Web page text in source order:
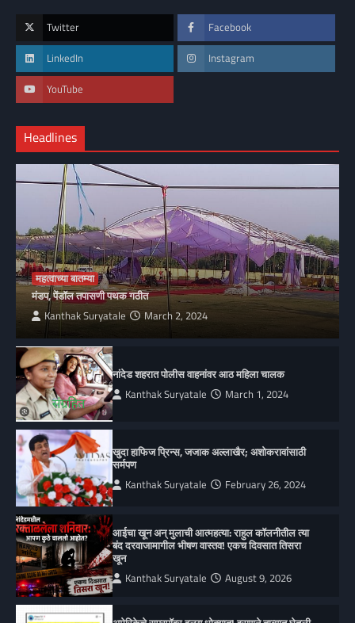
Twitter Facebook
LinkedIn Instagram
YouTube
Headlines
महत्वाच्या बातम्या
मंडप, पेंडॉल तपासणी पथक गठीत
Kanthak Suryatale March 2, 2024
नांदेड शहरात पोलीस वाहनांवर आठ महिला चालक
Kanthak Suryatale March 1, 2024
खुदा हाफिज प्रिन्स, जजाक अल्लाखैर; अशोकरावांसाठी
सर्मपण
Kanthak Suryatale February 26, 2024
आईचा खून अन् मुलाची आत्महत्या: राहुल कॉलनीतील त्या
बंद दरवाजामागील भीषण वास्तव! एकच दिवसात तिसरा
खून
Kanthak Suryatale August 9, 2026